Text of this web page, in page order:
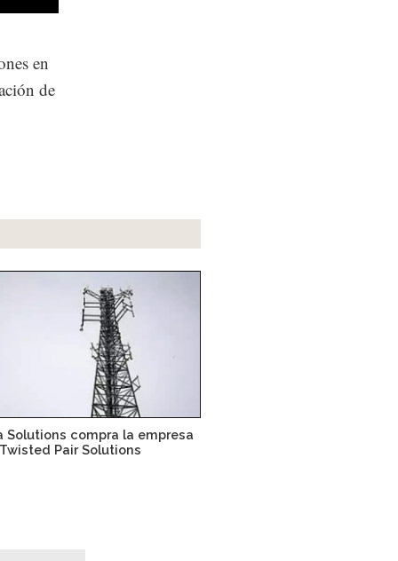
en
de
Solutions compra la empresa
Twisted Pair Solutions